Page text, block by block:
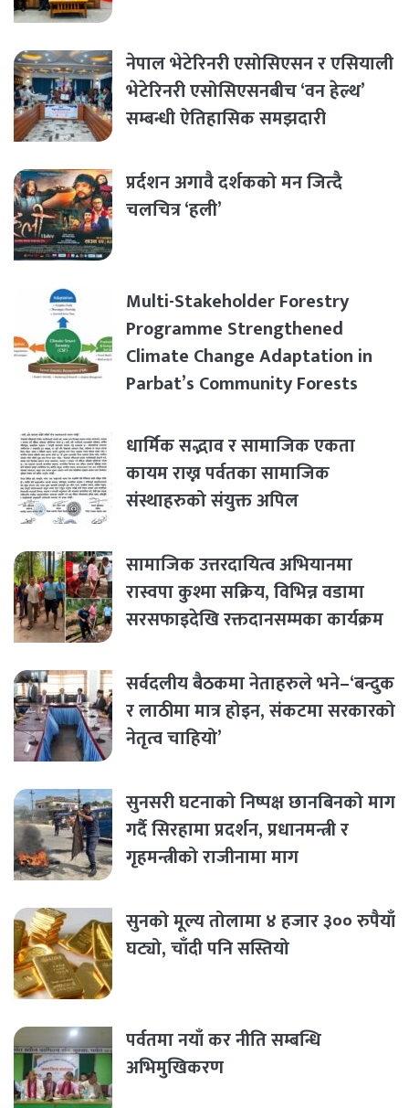
नेपाल भेटेरिनरी एसोसिएसन र एसियाली
भेटेरिनरी एसोसिएसनबीच ‘वन हेल्थ’
सम्बन्धी ऐतिहासिक समझदारी
प्रर्दशन अगावै दर्शकको मन जित्दै
चलचित्र ‘हली’
Multi-Stakeholder Forestry
Programme Strengthened
Climate Change Adaptation in
Parbat’s Community Forests
धार्मिक सद्भाव र सामाजिक एकता
कायम राख्न पर्वतका सामाजिक
संस्थाहरुको संयुक्त अपिल
सामाजिक उत्तरदायित्व अभियानमा
रास्वपा कुश्मा सक्रिय, विभिन्न वडामा
सरसफाइदेखि रक्तदानसम्मका कार्यक्रम
सर्वदलीय बैठकमा नेताहरुले भने–‘बन्दुक
र लाठीमा मात्र होइन, संकटमा सरकारको
नेतृत्व चाहियो’
सुनसरी घटनाको निष्पक्ष छानबिनको माग
गर्दै सिरहामा प्रदर्शन, प्रधानमन्त्री र
गृहमन्त्रीको राजीनामा माग
सुनको मूल्य तोलामा ४ हजार ३०० रुपैयाँ
घट्यो, चाँदी पनि सस्तियो
पर्वतमा नयाँ कर नीति सम्बन्धि
अभिमुखिकरण